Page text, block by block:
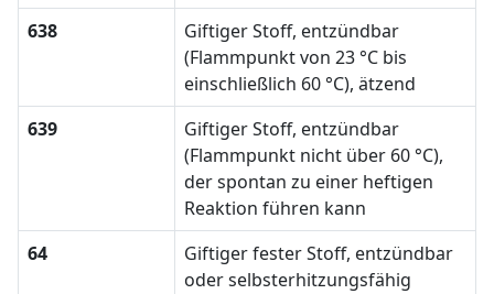
638
Giftiger Stoff, entzündbar
(Flammpunkt von 23 °C bis
einschließlich 60 °C), ätzend
639
Giftiger Stoff, entzündbar
(Flammpunkt nicht über 60 °C),
der spontan zu einer heftigen
Reaktion führen kann
64
Giftiger fester Stoff, entzündbar
oder selbsterhitzungsfähig